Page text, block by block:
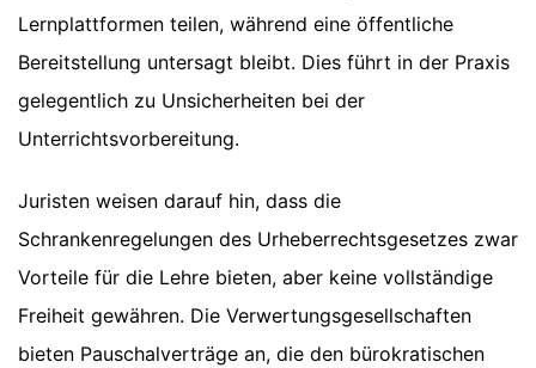
Lernplattformen teilen, während eine öffentliche
Bereitstellung untersagt bleibt. Dies führt in der Praxis
gelegentlich zu Unsicherheiten bei der
Unterrichtsvorbereitung.
Juristen weisen darauf hin, dass die
Schrankenregelungen des Urheberrechtsgesetzes zwar
Vorteile für die Lehre bieten, aber keine vollständige
Freiheit gewähren. Die Verwertungsgesellschaften
bieten Pauschalverträge an, die den bürokratischen